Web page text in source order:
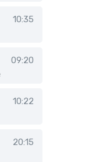
10:35
09:20
10:22
20:15